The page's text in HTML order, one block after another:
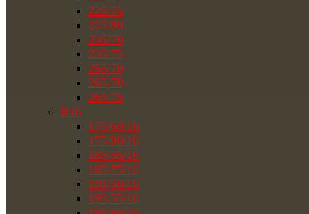
225/75
225/80
235/70
235/75
255/70
265/70
265/75
R16
175/60/16
175/80/16
185/55/16
185/75/16
195/50/16
195/55/16